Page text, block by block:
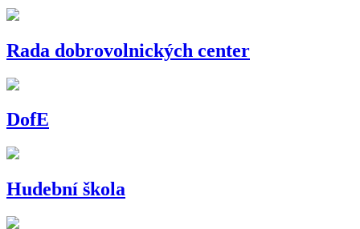
Rada dobrovolnických center
DofE
Hudební škola